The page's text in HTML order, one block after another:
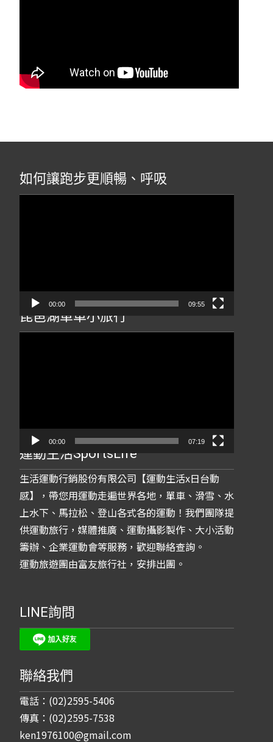
如何讓跑步更順暢、呼吸
00:00 09:55
琵琶湖單車小旅行
00:00 07:19
運動生活SportsLife
生活運動行銷股份有限公司【運動生活x日台動
感】，帶您用運動走遍世界各地，單車、滑雪、水
上水下、馬拉松、登山各式各的運動！我們團隊提
供運動旅行，媒體推廣、運動攝影製作、大小活動
籌辦、企業運動會等服務，歡迎聯絡查詢。
運動旅遊團由富友旅行社，安排出團。
LINE詢問
聯絡我們
電話：(02)2595-5406
傳真：(02)2595-7538
ken1976100@gmail.com